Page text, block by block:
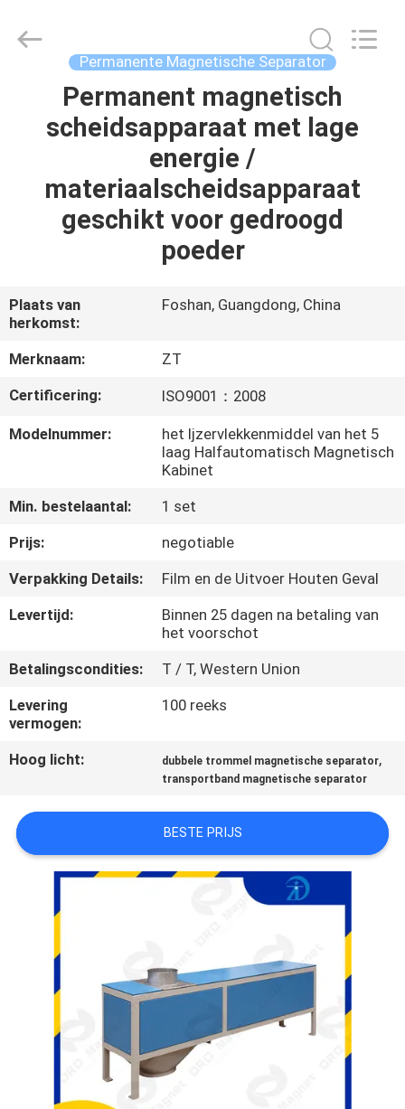
ONGEVEER
FABRIEKSREIS
KWALITEITSCONTROLE
ONS
NIEUWS
&
KENNIS
GEVALLEN
SITEMAP
PRIVACY
POLICY
Ltd..
Permanente Magnetische Separator
Permanent magnetisch
scheidsapparaat met lage
energie /
materiaalscheidsapparaat
geschikt voor gedroogd
poeder
Plaats van
herkomst:
Foshan, Guangdong, China
Merknaam:
ZT
Certificering:
ISO9001：2008
Modelnummer:
het Ijzervlekkenmiddel van het 5
laag Halfautomatisch Magnetisch
Kabinet
Min. bestelaantal:
1 set
Prijs:
negotiable
Verpakking Details:
Film en de Uitvoer Houten Geval
Levertijd:
Binnen 25 dagen na betaling van
het voorschot
Betalingscondities:
T / T, Western Union
Levering
vermogen:
100 reeks
Hoog licht: dubbele trommel magnetische separator,
transportband magnetische separator
BESTE PRIJS